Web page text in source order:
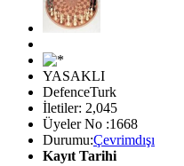
YASAKLI
DefenceTurk
İletiler: 2,045
Üyeler No :1668
Durumu:Çevrimdışı
Kayıt Tarihi